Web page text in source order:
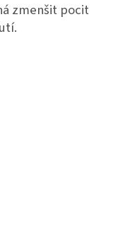
zmenšit pocit